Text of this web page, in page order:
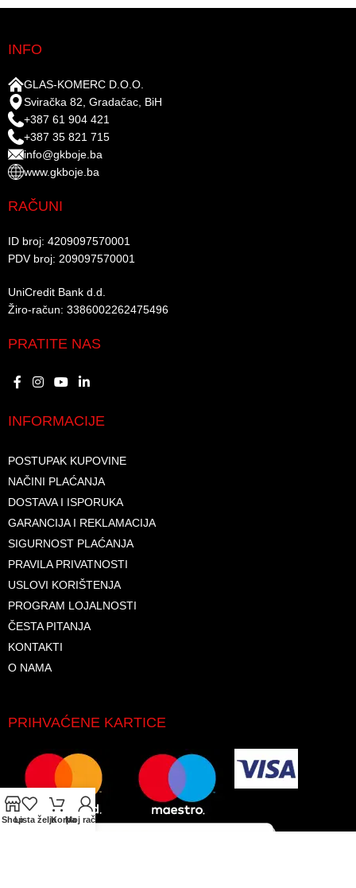
INFO
GLAS-KOMERC D.O.O.
Sviračka 82, Gradačac, BiH
+387 61 904 421
+387 35 821 715
info@gkboje.ba
www.gkboje.ba
RAČUNI
ID broj: 4209097570001​
PDV broj: 209097570001 ​
UniCredit Bank d.d.​
Žiro-račun: 3386002262475496​​
PRATITE NAS
INFORMACIJE
POSTUPAK KUPOVINE
NAČINI PLAĆANJA
DOSTAVA I ISPORUKA
GARANCIJA I REKLAMACIJA
SIGURNOST PLAĆANJA
PRAVILA PRIVATNOSTI
USLOVI KORIŠTENJA
PROGRAM LOJALNOSTI
ČESTA PITANJA
KONTAKTI
O NAMA
PRIHVAĆENE KARTICE
ShopLista željaKorpaMoj račun